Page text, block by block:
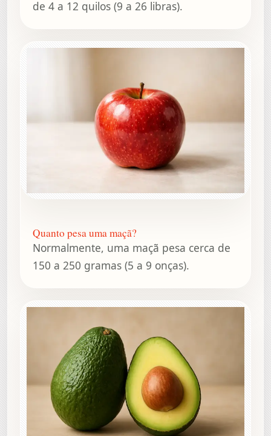
de 4 a 12 quilos (9 a 26 libras).
Quanto pesa uma maçã?
Normalmente, uma maçã pesa cerca de
150 a 250 gramas (5 a 9 onças).